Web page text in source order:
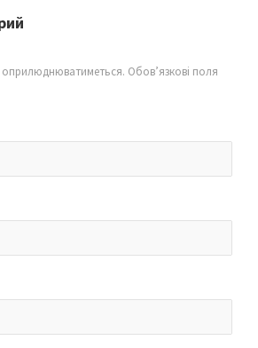
Обов’язкові поля